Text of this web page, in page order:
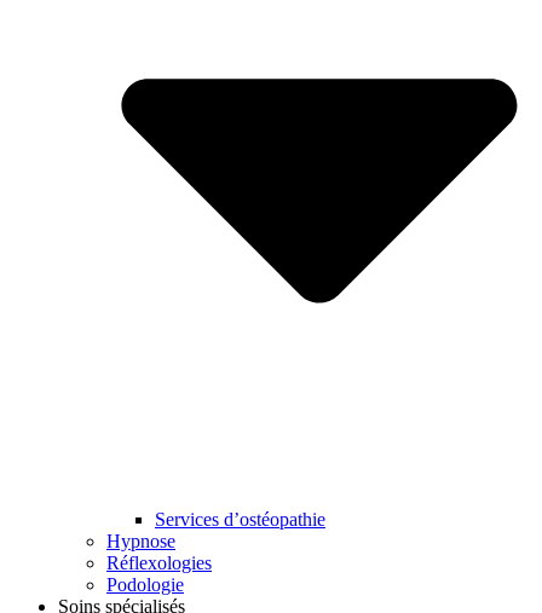
Services d’ostéopathie
Hypnose
Réflexologies
Podologie
Soins spécialisés